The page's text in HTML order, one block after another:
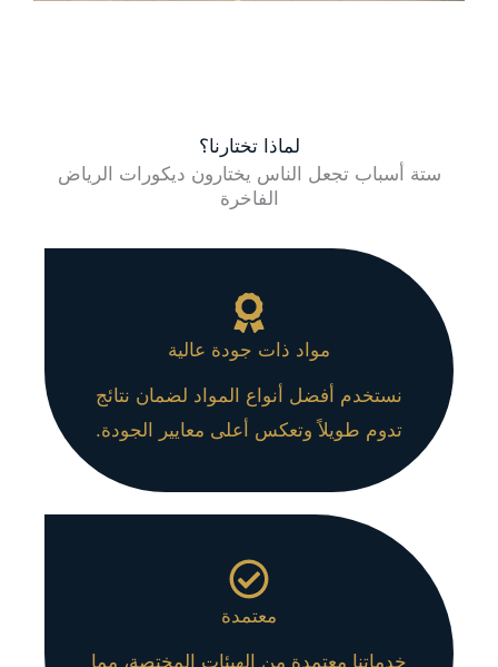
لماذا تختارنا؟
ستة أسباب تجعل الناس يختارون ديكورات الرياض
الفاخرة
مواد ذات جودة عالية
نستخدم أفضل أنواع المواد لضمان نتائج
تدوم طويلاً وتعكس أعلى معايير الجودة.
معتمدة
خدماتنا معتمدة من الهيئات المختصة، مما